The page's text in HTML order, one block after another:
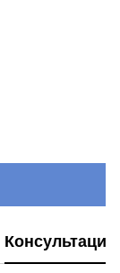
Консультация